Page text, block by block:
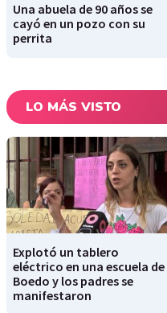
Una abuela de 90 años se
cayó en un pozo con su
perrita
LO MÁS VISTO
Explotó un tablero
eléctrico en una escuela de
Boedo y los padres se
manifestaron